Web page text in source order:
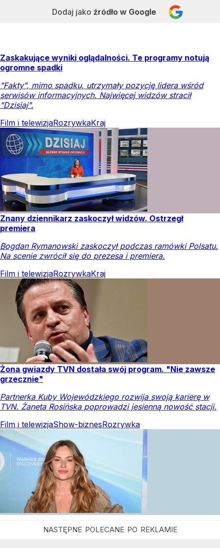
Dodaj jako źródło w Google
Zaskakujące wyniki oglądalności. Te programy notują
ogromne spadki
"Fakty", mimo spadku, utrzymały pozycję lidera wśród
serwisów informacyjnych. Najwięcej widzów stracił
"Dzisiaj".
Film i telewizjaRozrywkaKraj
Znany dziennikarz zaskoczył widzów. Ostrzegł
premiera
Bogdan Rymanowski zaskoczył podczas ramówki Polsatu.
Na scenie zwrócił się do prezesa i premiera.
Film i telewizjaRozrywkaKraj
Żona gwiazdy TVN dostała swój program. "Nie zawsze
grzecznie"
Partnerka Kuby Wojewódzkiego rozwija swoją karierę w
TVN. Żaneta Rosińska poprowadzi jesienną nowość stacji.
Film i telewizjaShow-biznesRozrywka